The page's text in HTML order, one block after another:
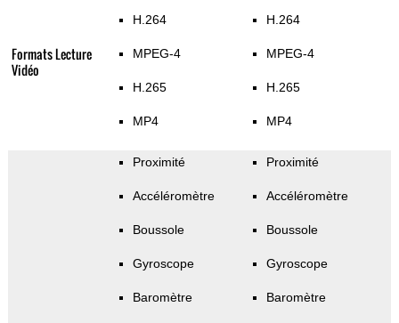
Formats Lecture
Vidéo
H.264
MPEG-4
H.265
MP4
H.264
MPEG-4
H.265
MP4
Proximité
Accéléromètre
Boussole
Gyroscope
Baromètre
Proximité
Accéléromètre
Boussole
Gyroscope
Baromètre